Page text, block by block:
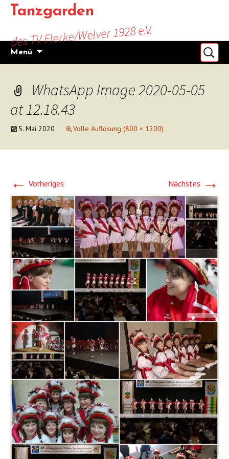
Zum
InhaltTanzgarden
des TV Flerke/Welver 1928 e.V.
Menü
Suchen
nach:
WhatsApp Image 2020-05-05
at 12.18.43
5. Mai 2020 Volle Auflösung (800 × 1200)
← Vorheriges Nächstes →